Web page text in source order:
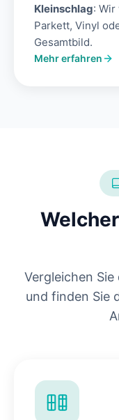
Kleinschlag:
Parkett, Vinyl
Gesamtbild.
Mehr erfahren
Welcher
Vergleichen
und finden Sie